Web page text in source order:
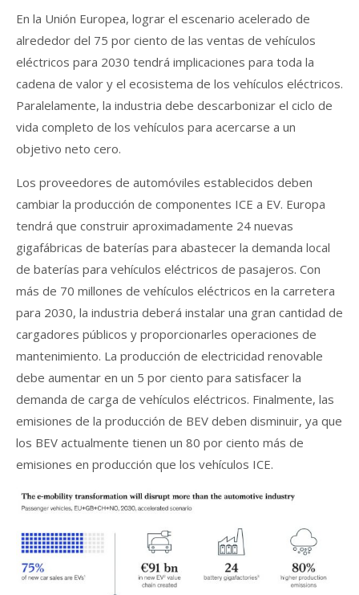
En la Unión Europea, lograr el escenario acelerado de
alrededor del 75 por ciento de las ventas de vehículos
eléctricos para 2030 tendrá implicaciones para toda la
cadena de valor y el ecosistema de los vehículos eléctricos.
Paralelamente, la industria debe descarbonizar el ciclo de
vida completo de los vehículos para acercarse a un
objetivo neto cero.
Los proveedores de automóviles establecidos deben
cambiar la producción de componentes ICE a EV. Europa
tendrá que construir aproximadamente 24 nuevas
gigafábricas de baterías para abastecer la demanda local
de baterías para vehículos eléctricos de pasajeros. Con
más de 70 millones de vehículos eléctricos en la carretera
para 2030, la industria deberá instalar una gran cantidad de
cargadores públicos y proporcionarles operaciones de
mantenimiento. La producción de electricidad renovable
debe aumentar en un 5 por ciento para satisfacer la
demanda de carga de vehículos eléctricos. Finalmente, las
emisiones de la producción de BEV deben disminuir, ya que
los BEV actualmente tienen un 80 por ciento más de
emisiones en producción que los vehículos ICE.